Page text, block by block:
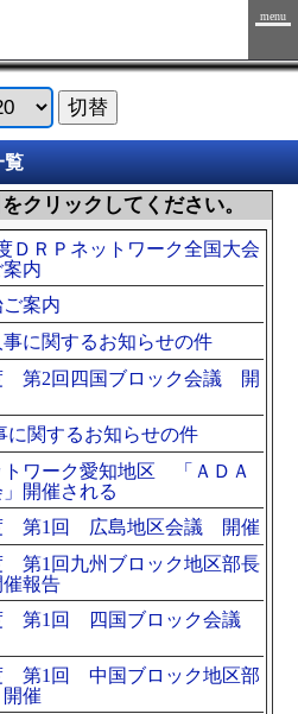
menu
覧
クリックしてください。
ＤＲＰネットワーク全国大会
内
案内
に関するお知らせの件
第2回四国ブロック会議 開
に関するお知らせの件
トワーク愛知地区 「ＡＤＡ
」開催される
第1回 広島地区会議 開催
第1回九州ブロック地区部長
報告
第1回 四国ブロック会議
第1回 中国ブロック地区部
催